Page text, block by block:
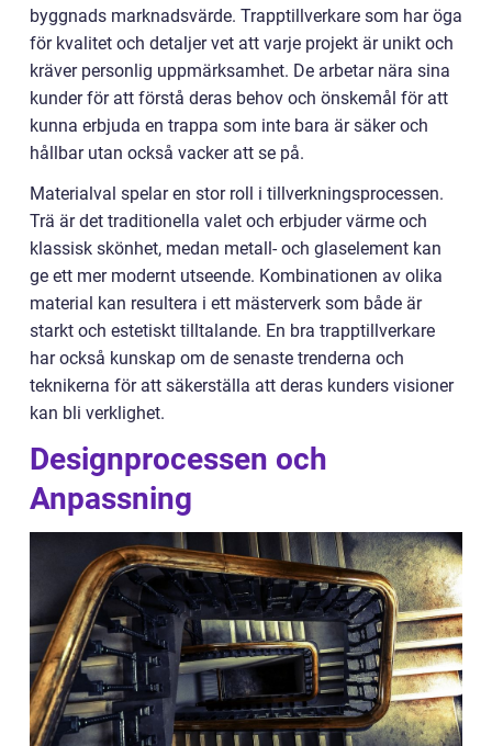
byggnads marknadsvärde. Trapptillverkare som har öga
för kvalitet och detaljer vet att varje projekt är unikt och
kräver personlig uppmärksamhet. De arbetar nära sina
kunder för att förstå deras behov och önskemål för att
kunna erbjuda en trappa som inte bara är säker och
hållbar utan också vacker att se på.
Materialval spelar en stor roll i tillverkningsprocessen.
Trä är det traditionella valet och erbjuder värme och
klassisk skönhet, medan metall- och glaselement kan
ge ett mer modernt utseende. Kombinationen av olika
material kan resultera i ett mästerverk som både är
starkt och estetiskt tilltalande. En bra trapptillverkare
har också kunskap om de senaste trenderna och
teknikerna för att säkerställa att deras kunders visioner
kan bli verklighet.
Designprocessen och
Anpassning